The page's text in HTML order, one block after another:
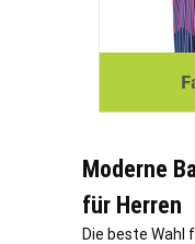
Moderne
für Herren
Die beste Wahl